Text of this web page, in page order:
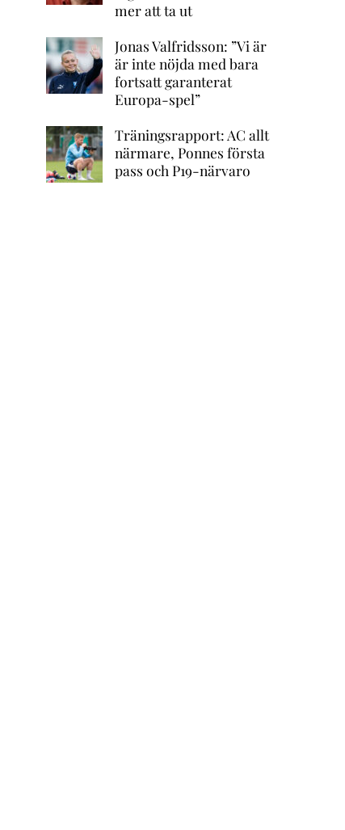
mer att ta ut
Jonas Valfridsson: ”Vi är
är inte nöjda med bara
fortsatt garanterat
Europa-spel”
Träningsrapport: AC allt
närmare, Ponnes första
pass och P19-närvaro